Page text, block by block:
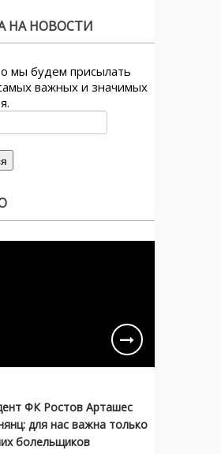
НА НОВОСТИ
мы будем присылать
важных и значимых
ФК Ростов Арташес
для нас важна только
болельщиков